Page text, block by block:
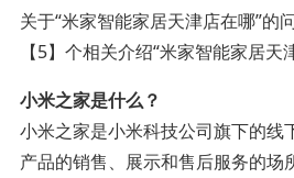
关于“米家智能家居天津店在哪”的
【5】个相关介绍“米家智能家居天
小米之家是什么？
小米之家是小米科技公司旗下的线
产品的销售、展示和售后服务的场